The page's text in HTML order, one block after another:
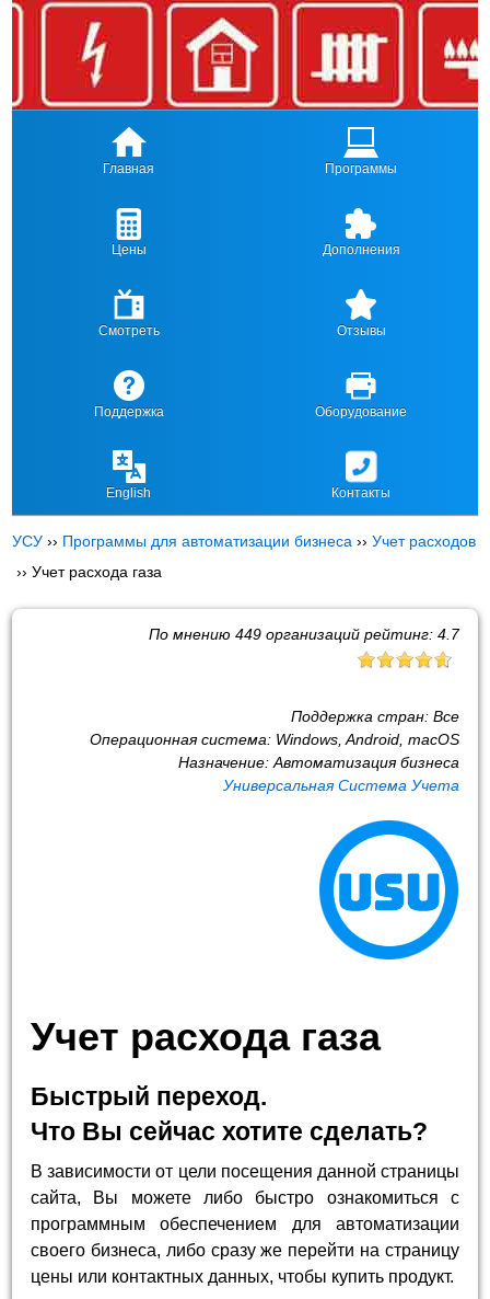
Главная Программы
Цены Дополнения
Смотреть Отзывы
Поддержка Оборудование
English Контакты
УСУ ›› Программы для автоматизации бизнеса ››Учет расходов
››Учет расхода газа
По мнению 449организаций рейтинг: 4.7
Поддержка стран: Все
Операционная система: Windows, Android, macOS
Назначение: Автоматизация бизнеса
Универсальная Система Учета
Учет расхода газа
Быстрый переход.
Что Вы сейчас хотите сделать?
В зависимости от цели посещения данной страницы
сайта, Вы можете либо быстро ознакомиться с
программным обеспечением для автоматизации
своего бизнеса, либо сразу же перейти на страницу
цены или контактных данных, чтобы купить продукт.